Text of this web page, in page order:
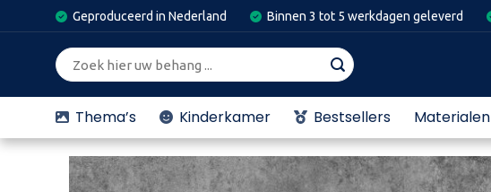
to
Geproduceerd in Nederland Binnen 3 tot 5 werkdagen geleverd
Zoeken
naar:
Thema’s Kinderkamer Bestsellers Materialen